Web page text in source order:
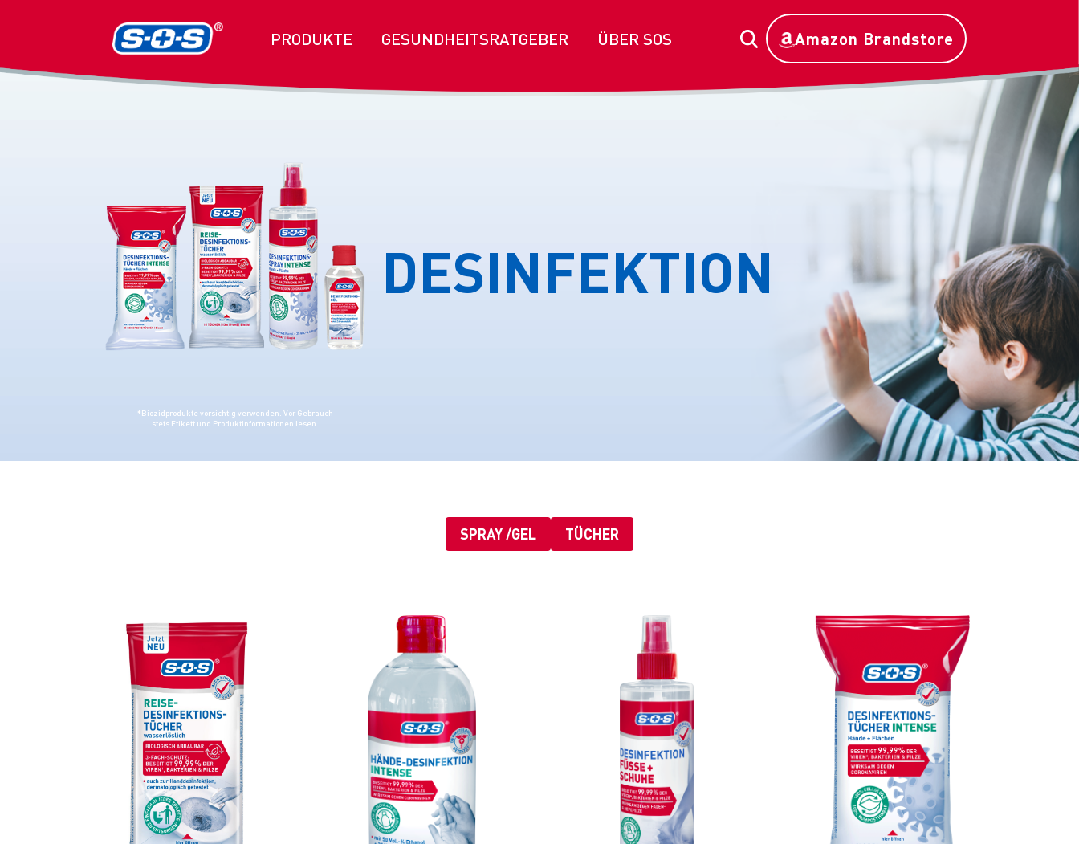
PRODUKTE GESUNDHEITSRATGEBER ÜBER SOS Amazon Brandstore
*Biozidprodukte vorsichtig verwenden. Vor Gebrauch
stets Etikett und Produktinformationen lesen.
DESINFEKTION
SPRAY /GEL TÜCHER